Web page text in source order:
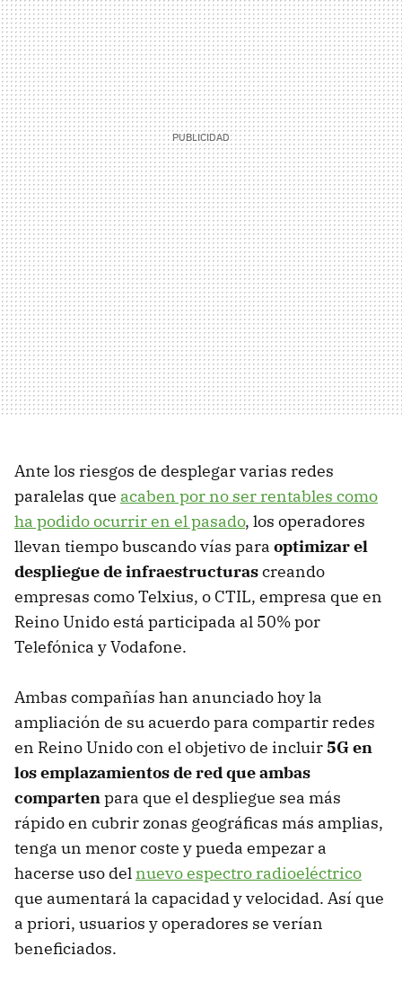
Ante los riesgos de desplegar varias redes
paralelas que acaben por no ser rentables como
ha podido ocurrir en el pasado, los operadores
llevan tiempo buscando vías para optimizar el
despliegue de infraestructurascreando
empresas como Telxius, o CTIL, empresa que en
Reino Unido está participada al 50% por
Telefónica y Vodafone.
Ambas compañías han anunciado hoy la
ampliación de su acuerdo para compartir redes
en Reino Unido con el objetivo de incluir5G en
los emplazamientos de red que ambas
compartenpara que el despliegue sea más
rápido en cubrir zonas geográficas más amplias,
tenga un menor coste y pueda empezar a
hacerse uso del nuevo espectro radioeléctrico
que aumentará la capacidad y velocidad. Así que
a priori, usuarios y operadores se verían
beneficiados.